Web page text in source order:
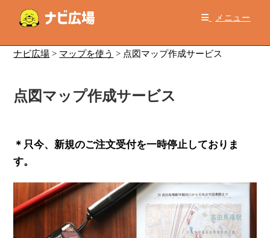
メニュー
ナビ広場 > マップを使う > 点図マップ作成サービス
点図マップ作成サービス
＊只今、新規のご注文受付を一時停止しておりま
す。